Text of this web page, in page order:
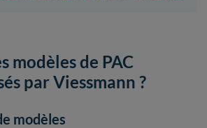
modèles de PAC
par Viessmann ?
modèles